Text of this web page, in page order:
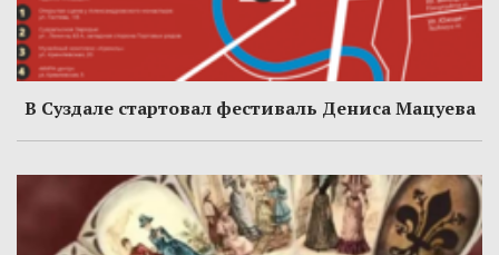
В Суздале стартовал фестиваль Дениса Мацуева